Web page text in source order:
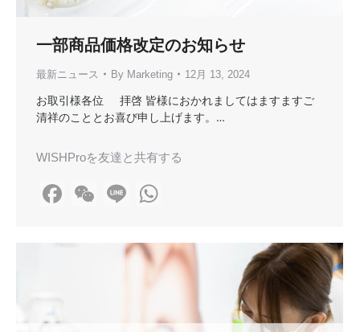
一部商品価格改定のお知らせ
最新ニュース By Marketing 12月 13, 2024
お取引様各位 拝啓 皆様におかれましてはますますご
清祥のこととお喜び申し上げます。…
WISHProを友達と共有する
Facebook
WeChat
Line